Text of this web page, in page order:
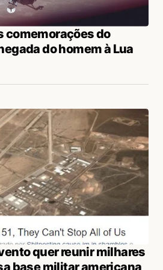
comemorações do
do homem à Lua
quer reunir milhares
base militar americana